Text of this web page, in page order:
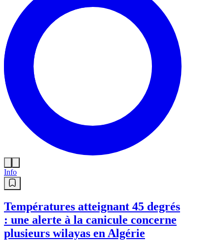
Info
Températures atteignant 45 degrés
: une alerte à la canicule concerne
plusieurs wilayas en Algérie